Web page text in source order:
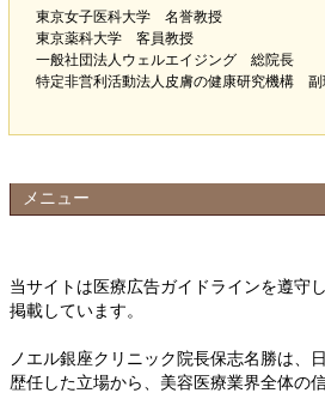
東京女子医科大学 名誉教授
東京薬科大学 客員教授
一般社団法人ウェルエイジング 総院長
特定非営利活動法人皮膚の健康研究機構 副
メニュー
当サイトは医療広告ガイドラインを遵守し
掲載しています。
ノエル銀座クリニック院長保志名勝は、
歴任した立場から、美容医療業界全体の